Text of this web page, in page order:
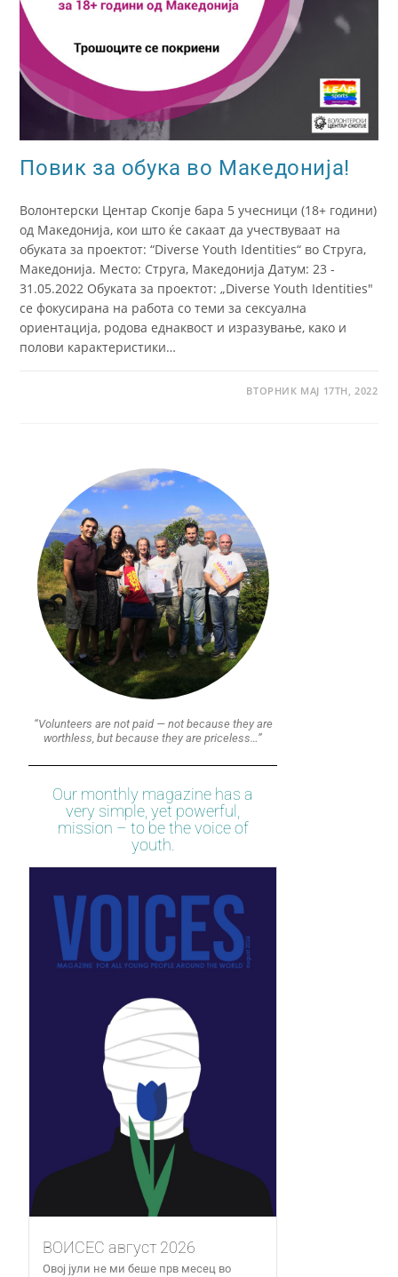
Повик за обука во Македонија!
Волонтерски Центар Скопје бара 5 учесници (18+ години)
од Македонија, кои што ќе сакаат да учествуваат на
обуката за проектот: “Diverse Youth Identities“ во Струга,
Македонија. Место: Струга, Македонија Датум: 23 -
31.05.2022 Обуката за проектот: „Diverse Youth Identities"
се фокусирана на работа со теми за сексуална
ориентација, родова еднаквост и изразување, како и
полови карактеристики…
ВТОРНИК МАЈ 17TH, 2022
“Volunteers are not paid — not because they are
worthless, but because they are priceless…”
Our monthly magazine has a
very simple, yet powerful,
mission – to be the voice of
youth.
ВОИСЕС август 2026
Овој јули не ми беше прв месец во